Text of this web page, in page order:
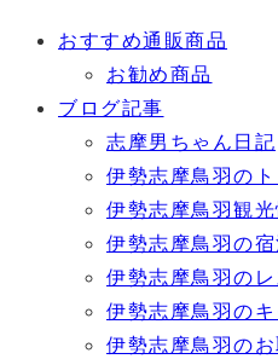
おすすめ通販商品
お勧め商品
ブログ記事
志摩男ちゃん日記
伊勢志摩鳥羽の
伊勢志摩鳥羽観光
伊勢志摩鳥羽の宿
伊勢志摩鳥羽の
伊勢志摩鳥羽の
伊勢志摩鳥羽の